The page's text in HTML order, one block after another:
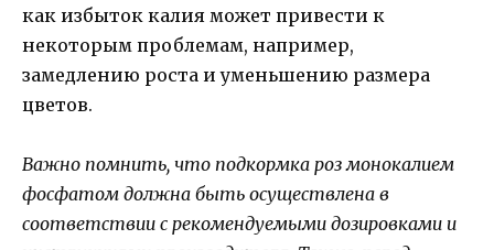
как избыток калия может привести к
некоторым проблемам, например,
замедлению роста и уменьшению размера
цветов.
Важно помнить, что подкормка роз монокалием
фосфатом должна быть осуществлена в
соответствии с рекомендуемыми дозировками и